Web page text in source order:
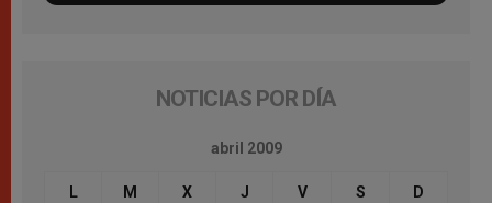
NOTICIAS POR DÍA
abril 2009
L M X J V S D